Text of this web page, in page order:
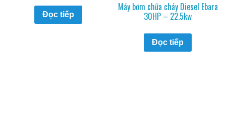
Đọc tiếp
Máy bơm chữa cháy Diesel Ebara
30HP – 22.5kw
Đọc tiếp